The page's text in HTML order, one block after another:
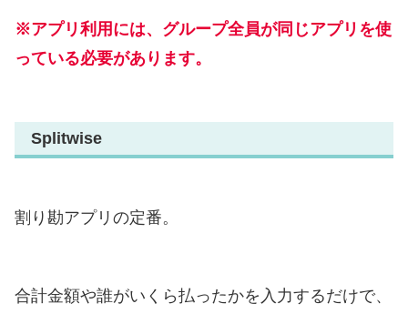
※アプリ利用には、グループ全員が同じアプリを使
っている必要があります。
Splitwise
割り勘アプリの定番。
合計金額や誰がいくら払ったかを入力するだけで、